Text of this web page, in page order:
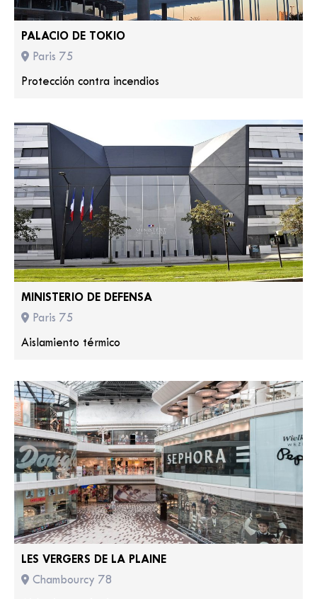
PALACIO DE TOKIO
Paris 75
Protección contra incendios
MINISTERIO DE DEFENSA
Paris 75
Aislamiento térmico
LES VERGERS DE LA PLAINE
Chambourcy 78